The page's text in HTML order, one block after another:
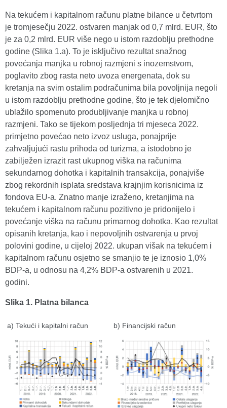
Na tekućem i kapitalnom računu platne bilance u četvrtom
je tromjesečju 2022. ostvaren manjak od 0,7 mlrd. EUR, što
je za 0,2 mlrd. EUR više nego u istom razdoblju prethodne
godine (Slika 1.a). To je isključivo rezultat snažnog
povećanja manjka u robnoj razmjeni s inozemstvom,
poglavito zbog rasta neto uvoza energenata, dok su
kretanja na svim ostalim podračunima bila povoljnija negoli
u istom razdoblju prethodne godine, što je tek djelomično
ublažilo spomenuto produbljivanje manjka u robnoj
razmjeni. Tako se tijekom posljednja tri mjeseca 2022.
primjetno povećao neto izvoz usluga, ponajprije
zahvaljujući rastu prihoda od turizma, a istodobno je
zabilježen izrazit rast ukupnog viška na računima
sekundarnog dohotka i kapitalnih transakcija, ponajviše
zbog rekordnih isplata sredstava krajnjim korisnicima iz
fondova EU-a. Znatno manje izraženo, kretanjima na
tekućem i kapitalnom računu pozitivno je pridonijelo i
povećanje viška na računu primarnog dohotka. Kao rezultat
opisanih kretanja, kao i nepovoljnih ostvarenja u prvoj
polovini godine, u cijeloj 2022. ukupan višak na tekućem i
kapitalnom računu osjetno se smanjio te je iznosio 1,0%
BDP-a, u odnosu na 4,2% BDP-a ostvarenih u 2021.
godini.
Slika 1. Platna bilanca
a) Tekući i kapitalni račun b) Financijski račun